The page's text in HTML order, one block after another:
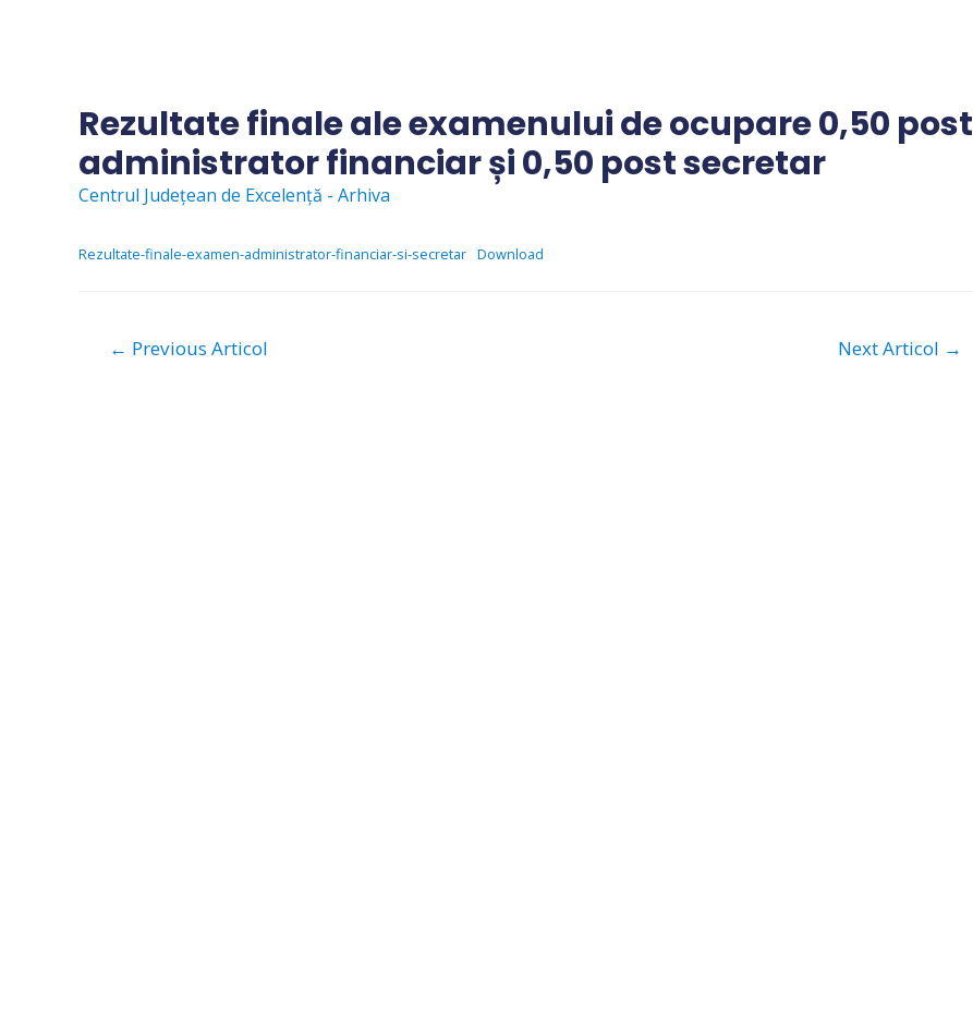
Rezultate finale ale examenului de ocupare 0,50 post
administrator financiar și 0,50 post secretar
Centrul Județean de Excelență - Arhiva
Rezultate-finale-examen-administrator-financiar-si-secretar Download
Navigare
← Previous Articol Next Articol →